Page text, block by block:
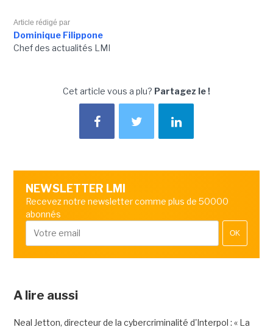
Article rédigé par
Dominique Filippone
Chef des actualités LMI
Cet article vous a plu? Partagez le !
NEWSLETTER LMI
Recevez notre newsletter comme plus de 50000
abonnés
OK
A lire aussi
Neal Jetton, directeur de la cybercriminalité d'Interpol : « La